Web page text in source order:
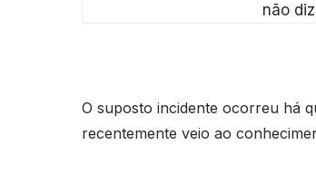
não
O suposto incidente ocorreu há
recentemente veio ao